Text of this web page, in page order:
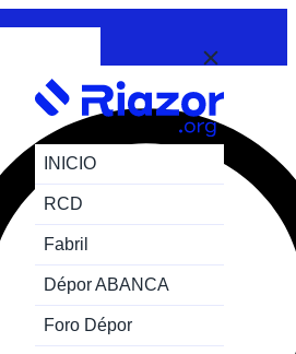
INICIO
RCD
Fabril
Dépor ABANCA
Foro Dépor